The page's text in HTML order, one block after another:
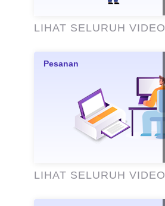
LIHAT SELURUH VIDEO
LIHAT SELURUH VIDEO